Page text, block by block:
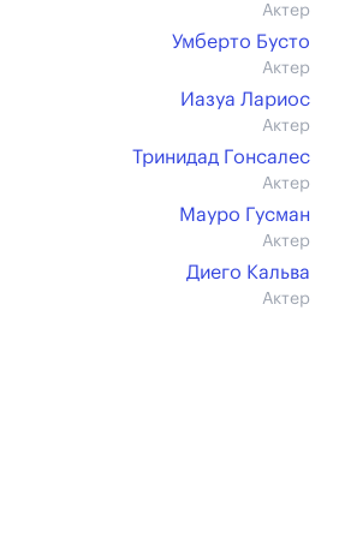
Актер
Умберто Бусто
Актер
Иазуа Лариос
Актер
Тринидад Гонсалес
Актер
Мауро Гусман
Актер
Диего Кальва
Актер